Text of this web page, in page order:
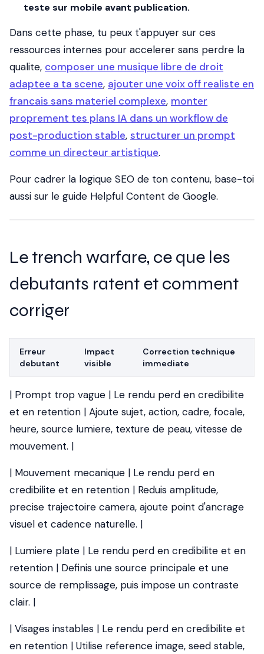
teste sur mobile avant publication.
Dans cette phase, tu peux t'appuyer sur ces
ressources internes pour accelerer sans perdre la
qualite, composer une musique libre de droit
adaptee a ta scene, ajouter une voix off realiste en
francais sans materiel complexe, monter
proprement tes plans IA dans un workflow de
post-production stable, structurer un prompt
comme un directeur artistique.
Pour cadrer la logique SEO de ton contenu, base-toi
aussi sur le guide Helpful Content de Google.
Le trench warfare, ce que les
debutants ratent et comment
corriger
Erreur
debutant
Impact
visible
Correction technique
immediate
| Prompt trop vague | Le rendu perd en credibilite
et en retention | Ajoute sujet, action, cadre, focale,
heure, source lumiere, texture de peau, vitesse de
mouvement. |
| Mouvement mecanique | Le rendu perd en
credibilite et en retention | Reduis amplitude,
precise trajectoire camera, ajoute point d'ancrage
visuel et cadence naturelle. |
| Lumiere plate | Le rendu perd en credibilite et en
retention | Definis une source principale et une
source de remplissage, puis impose un contraste
clair. |
| Visages instables | Le rendu perd en credibilite et
en retention | Utilise reference image, seed stable,